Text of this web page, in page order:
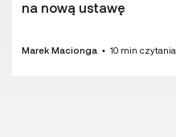
na nową ustawę
Marek Macionga • 10 min czytania